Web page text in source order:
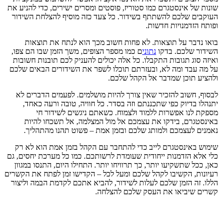
שונות של אינסטגרם כמו סטוריז, פוסטים ומסרים ישירים, כדי להניע את
העוקבים שלכם להשתתף בשידור. כל צעד כזה מוסיף להצלחת השידור
ופותח הזדמנויות חדשות.
בואו נדבר על תוצאות. לא פחות חשוב מכך הוא לנתח את תוצאות
השידור שלכם. בדקו נתונים כמו מספר הצופים, משך הזמן שבו הם צפו,
ואיזה סוג תגובות התקבלו. כל אלה יכולים להעניק לכם תובנות חשובות
על מה עבד ומה לא, ובעזרתם תוכלו לשפר את השידורים הבאים שלכם
ולהציע תוכן שמדבר אל הקהל שלכם.
לבסוף, חשוב להזכיר שאין צורך להיות מושלמים. לפעמים הדברים לא
יתנהלו בדיוק כפי שתכננתם וזה בסדר. כל חוויה, טובה ורעה כאחד,
מספקת לנו אפשרות ללמוד ולצמוח. כשאתם ניגשים לשידור חי
באינסטגרם, בידקו את עצמכם אל מול המצלמה, אל תשכחו להיות
נאמנים לעצמכם ולמותג שלכם ובזמן אמת – פשוט תהנו מהתהליך.
שימוש באינסטגרם לייב כדי להתחבר עם הקהל בזמן אמת הוא לא רק
כלי אלא הזדמנות ייחודית שעומדת לרשותכם. כמו כל מערכת יחסים, גם
כאן, ככל שתשקיעו יותר, כך תרוויחו יותר. התחילו היום, התנסו במגוון
רעיונות, הקשיבו לקהל שלכם ומעל לכל – הקדישו זמן לפתח את הקשרים
הללו. זה הזמן שלכם לעלות לשידור, להביא אתכם לקדמת הבמה וליצור
קשרים שיביאו את העסק שלכם להצלחה.